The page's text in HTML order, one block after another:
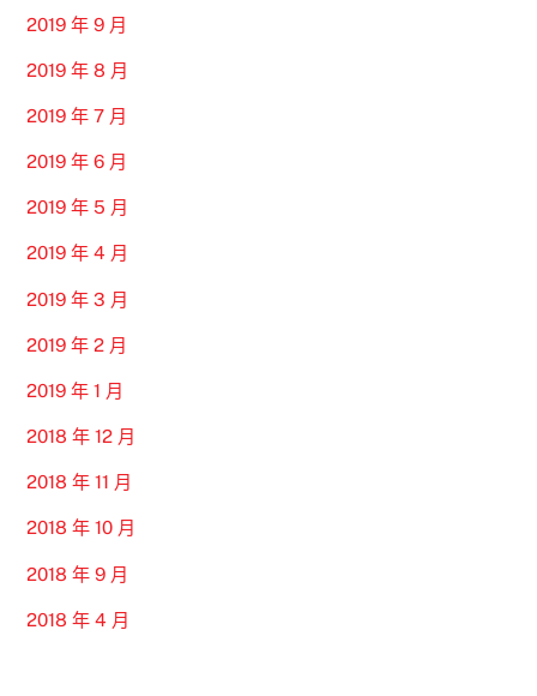
2019 年 9 月
2019 年 8 月
2019 年 7 月
2019 年 6 月
2019 年 5 月
2019 年 4 月
2019 年 3 月
2019 年 2 月
2019 年 1 月
2018 年 12 月
2018 年 11 月
2018 年 10 月
2018 年 9 月
2018 年 4 月